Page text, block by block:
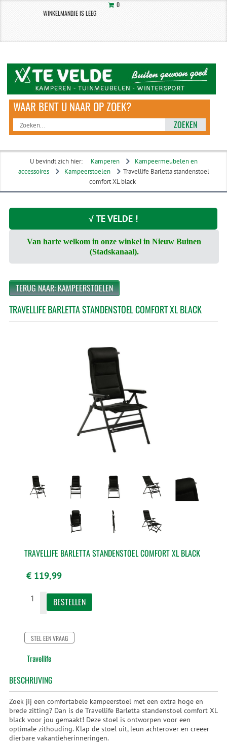
0
WINKELMANDJE IS LEEG
ZOEKEN
U bevindt zich hier: Kamperen
Kampeermeubelen en
accessoires
Kampeerstoelen
Travellife Barletta standenstoel
comfort XL black
√ TE VELDE !
Van harte welkom in onze winkel in Nieuw Buinen
(Stadskanaal).
TERUG NAAR: KAMPEERSTOELEN
TRAVELLIFE BARLETTA STANDENSTOEL COMFORT XL BLACK
TRAVELLIFE BARLETTA STANDENSTOEL COMFORT XL BLACK
€ 119,99
STEL EEN VRAAG
Travellife
BESCHRIJVING
Zoek jij een comfortabele kampeerstoel met een extra hoge en
brede zitting? Dan is de Travellife Barletta standenstoel comfort XL
black voor jou gemaakt! Deze stoel is ontworpen voor een
optimale zithouding. Klap de stoel uit, leun achterover en creëer
dierbare vakantieherinneringen.